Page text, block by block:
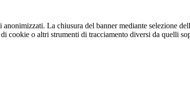
La chiusura del banner mediante selezione
cookie o altri strumenti di tracciamento diversi da quelli